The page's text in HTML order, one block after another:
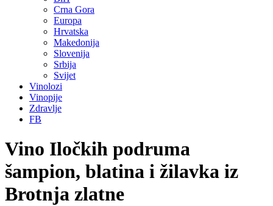
Crna Gora
Europa
Hrvatska
Makedonija
Slovenija
Srbija
Svijet
Vinolozi
Vinopije
Zdravlje
FB
Vino Iločkih podruma
šampion, blatina i žilavka iz
Brotnja zlatne